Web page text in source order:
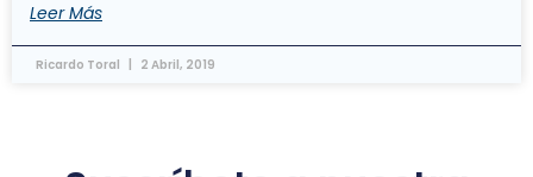
Leer Más
Ricardo Toral 2 Abril, 2019